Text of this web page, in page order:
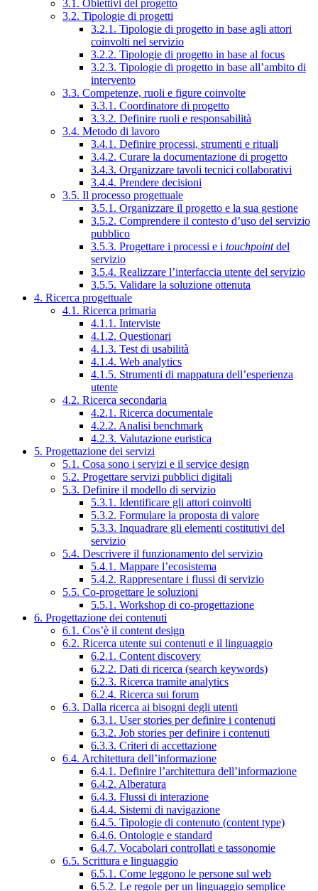
3.1. Obiettivi del progetto
3.2. Tipologie di progetti
3.2.1. Tipologie di progetto in base agli attori
coinvolti nel servizio
3.2.2. Tipologie di progetto in base al focus
3.2.3. Tipologie di progetto in base all’ambito di
intervento
3.3. Competenze, ruoli e figure coinvolte
3.3.1. Coordinatore di progetto
3.3.2. Definire ruoli e responsabilità
3.4. Metodo di lavoro
3.4.1. Definire processi, strumenti e rituali
3.4.2. Curare la documentazione di progetto
3.4.3. Organizzare tavoli tecnici collaborativi
3.4.4. Prendere decisioni
3.5. Il processo progettuale
3.5.1. Organizzare il progetto e la sua gestione
3.5.2. Comprendere il contesto d’uso del servizio
pubblico
3.5.3. Progettare i processi e i touchpointdel
servizio
3.5.4. Realizzare l’interfaccia utente del servizio
3.5.5. Validare la soluzione ottenuta
4. Ricerca progettuale
4.1. Ricerca primaria
4.1.1. Interviste
4.1.2. Questionari
4.1.3. Test di usabilità
4.1.4. Web analytics
4.1.5. Strumenti di mappatura dell’esperienza
utente
4.2. Ricerca secondaria
4.2.1. Ricerca documentale
4.2.2. Analisi benchmark
4.2.3. Valutazione euristica
5. Progettazione dei servizi
5.1. Cosa sono i servizi e il service design
5.2. Progettare servizi pubblici digitali
5.3. Definire il modello di servizio
5.3.1. Identificare gli attori coinvolti
5.3.2. Formulare la proposta di valore
5.3.3. Inquadrare gli elementi costitutivi del
servizio
5.4. Descrivere il funzionamento del servizio
5.4.1. Mappare l’ecosistema
5.4.2. Rappresentare i flussi di servizio
5.5. Co-progettare le soluzioni
5.5.1. Workshop di co-progettazione
6. Progettazione dei contenuti
6.1. Cos’è il content design
6.2. Ricerca utente sui contenuti e il linguaggio
6.2.1. Content discovery
6.2.2. Dati di ricerca (search keywords)
6.2.3. Ricerca tramite analytics
6.2.4. Ricerca sui forum
6.3. Dalla ricerca ai bisogni degli utenti
6.3.1. User stories per definire i contenuti
6.3.2. Job stories per definire i contenuti
6.3.3. Criteri di accettazione
6.4. Architettura dell’informazione
6.4.1. Definire l’architettura dell’informazione
6.4.2. Alberatura
6.4.3. Flussi di interazione
6.4.4. Sistemi di navigazione
6.4.5. Tipologie di contenuto (content type)
6.4.6. Ontologie e standard
6.4.7. Vocabolari controllati e tassonomie
6.5. Scrittura e linguaggio
6.5.1. Come leggono le persone sul web
6.5.2. Le regole per un linguaggio semplice